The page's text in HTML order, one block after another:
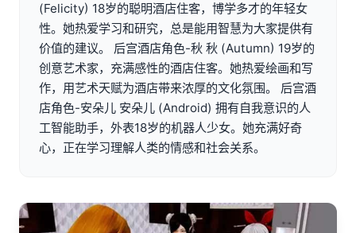
(Felicity) 18岁的聪明酒店住客，博学多才的年轻女
性。她热爱学习和研究，总是能用智慧为大家提供有
价值的建议。 后宫酒店角色-秋 秋 (Autumn) 19岁的
创意艺术家，充满感性的酒店住客。她热爱绘画和写
作，用艺术天赋为酒店带来浓厚的文化氛围。 后宫酒
店角色-安朵儿 安朵儿 (Android) 拥有自我意识的人
工智能助手，外表18岁的机器人少女。她充满好奇
心，正在学习理解人类的情感和社会关系。